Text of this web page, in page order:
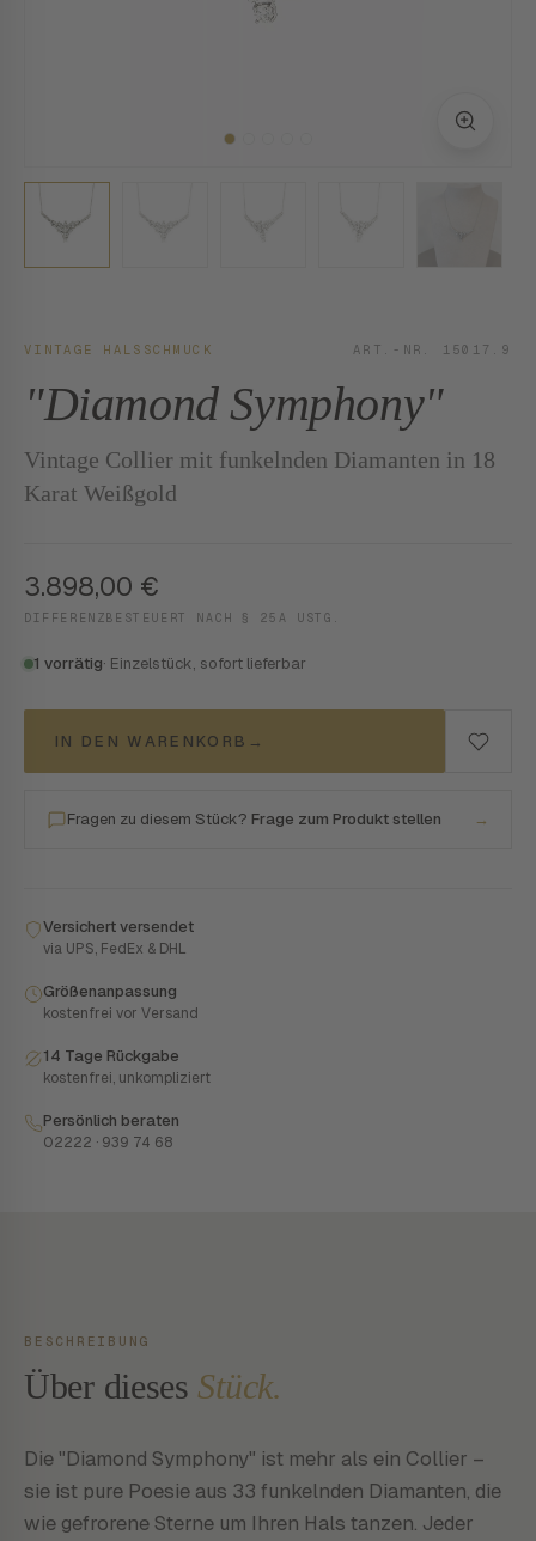
VINTAGE HALSSCHMUCK ART.-NR. 15017.9
"Diamond Symphony"
Vintage Collier mit funkelnden Diamanten in 18
Karat Weißgold
3.898,00 €
DIFFERENZBESTEUERT NACH § 25A USTG.
1 vorrätig· Einzelstück, sofort lieferbar
IN DEN WARENKORB →
Fragen zu diesem Stück? Frage zum Produkt stellen →
Versichert versendet
via UPS, FedEx & DHL
Größenanpassung
kostenfrei vor Versand
14 Tage Rückgabe
kostenfrei, unkompliziert
Persönlich beraten
02222 · 939 74 68
BESCHREIBUNG
Über dieses Stück.
Die "Diamond Symphony" ist mehr als ein Collier –
sie ist pure Poesie aus 33 funkelnden Diamanten, die
wie gefrorene Sterne um Ihren Hals tanzen. Jeder